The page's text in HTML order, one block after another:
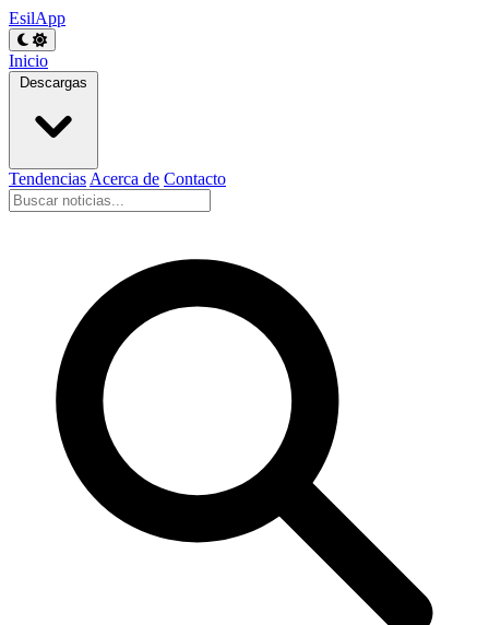
EsilApp
Inicio
Descargas
Tendencias Acerca de Contacto